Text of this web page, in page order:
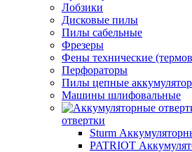
Лобзики
Дисковые пилы
Пилы сабельные
Фрезеры
Фены технические
Перфораторы
Пилы цепные
Машины шлифовальные
отвертки
Sturm
PATRIOT